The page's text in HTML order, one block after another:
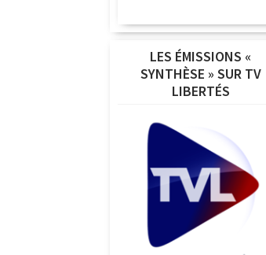
LES ÉMISSIONS «
SYNTHÈSE » SUR TV
LIBERTÉS